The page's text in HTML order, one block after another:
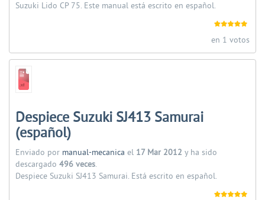
Suzuki Lido CP 75. Este manual está escrito en español.
en 1 votos
Despiece Suzuki SJ413 Samurai
(español)
Enviado por manual-mecanica el 17 Mar 2012 y ha sido
descargado 496 veces.
Despiece Suzuki SJ413 Samurai. Está escrito en español.